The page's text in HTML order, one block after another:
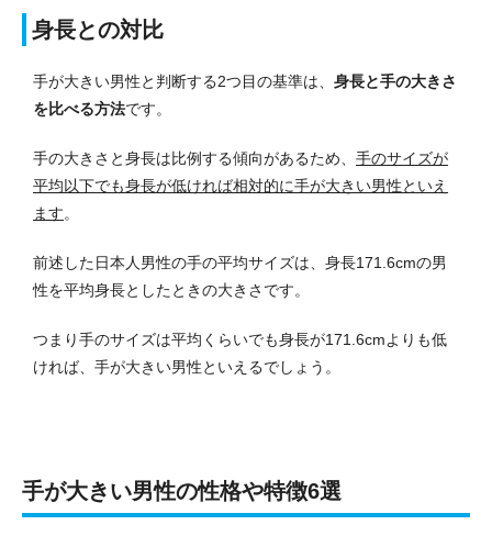
身長との対比
手が大きい男性と判断する2つ目の基準は、 身長と手の大きさ
を比べる方法です。
手の大きさと身長は比例する傾向があるため、 手のサイズが
平均以下でも身長が低ければ相対的に手が大きい男性といえ
ます。
前述した日本人男性の手の平均サイズは、身長171.6cmの男
性を平均身長としたときの大きさです。
つまり手のサイズは平均くらいでも身長が171.6cmよりも低
ければ、手が大きい男性といえるでしょう。
手が大きい男性の性格や特徴6選